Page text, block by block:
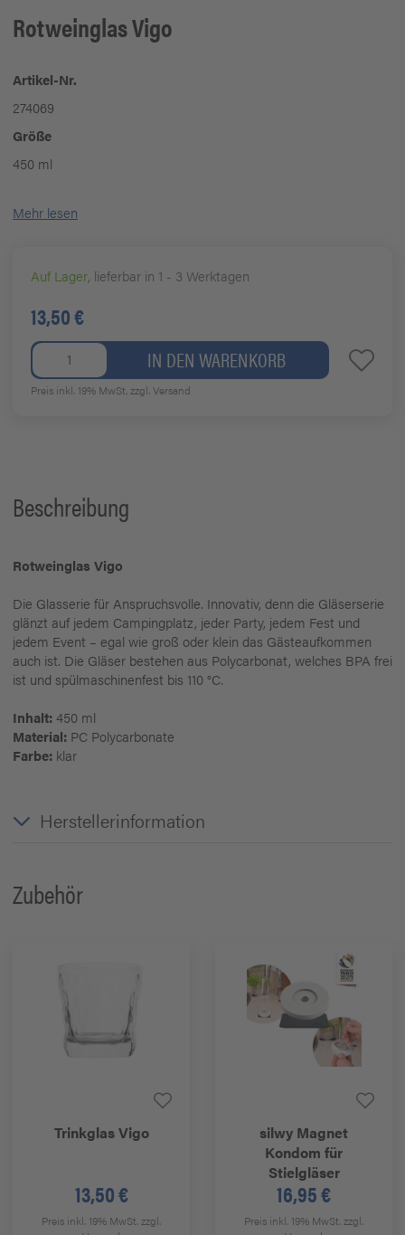
Rotweinglas Vigo
Artikel-Nr.
274069
Größe
450 ml
Mehr lesen
Auf Lager, lieferbar in 1 - 3 Werktagen
13,50 €
IN DEN WARENKORB
Preis inkl. 19% MwSt.zzgl. Versand
Beschreibung
Rotweinglas Vigo
Die Glasserie für Anspruchsvolle. Innovativ, denn die Gläserserie
glänzt auf jedem Campingplatz, jeder Party, jedem Fest und
jedem Event – egal wie groß oder klein das Gästeaufkommen
auch ist. Die Gläser bestehen aus Polycarbonat, welches BPA frei
ist und spülmaschinenfest bis 110 °C.
Inhalt: 450 ml
Material: PC Polycarbonate
Farbe: klar
Herstellerinformation
Zubehör
Trinkglas Vigo
13,50 €
Preis inkl. 19% MwSt.zzgl.
silwy Magnet
Kondom für
Stielgläser
16,95 €
Preis inkl. 19% MwSt.zzgl.